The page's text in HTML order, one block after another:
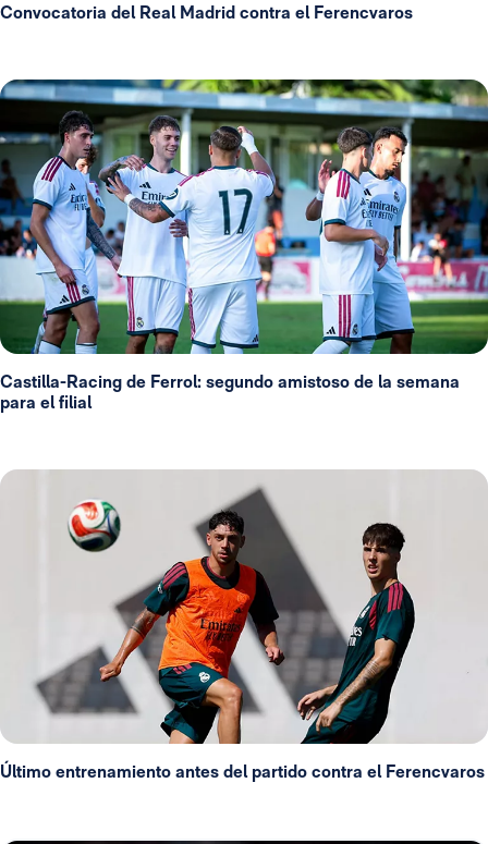
Convocatoria del Real Madrid contra el Ferencvaros
Castilla-Racing de Ferrol: segundo amistoso de la semana
para el filial
Último entrenamiento antes del partido contra el Ferencvaros